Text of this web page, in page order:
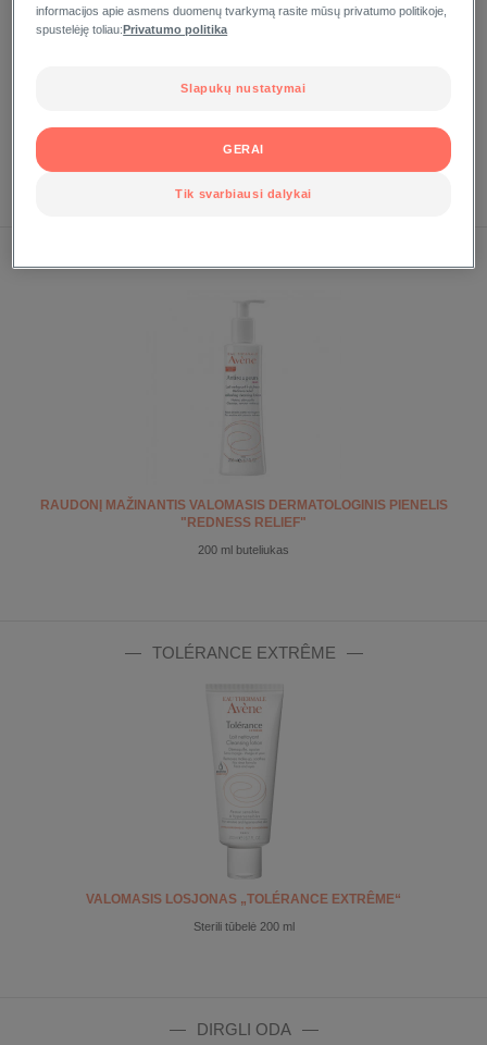
RAMINAMASIS KREMINIS VALIKLIS „CLEANANCE HYDRA“
200 ml buteliukas
RAUDONĮ MAŽINANTIS VALOMASIS DERMATOLOGINIS PIENELIS
"REDNESS RELIEF"
200 ml buteliukas
TOLÉRANCE EXTRÊME
VALOMASIS LOSJONAS „TOLÉRANCE EXTRÊME“
Sterili tūbelė 200 ml
DIRGLI ODA
informacijos apie asmens duomenų tvarkymą rasite mūsų privatumo politikoje,
spustelėję toliau:Privatumo politika
Slapukų nustatymai
Tik svarbiausi dalykai
GERAI